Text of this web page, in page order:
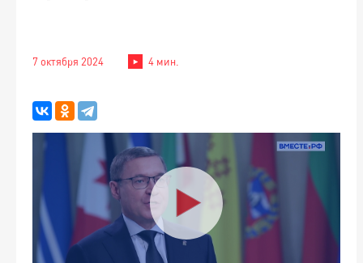
7 октября 2024 4 мин.